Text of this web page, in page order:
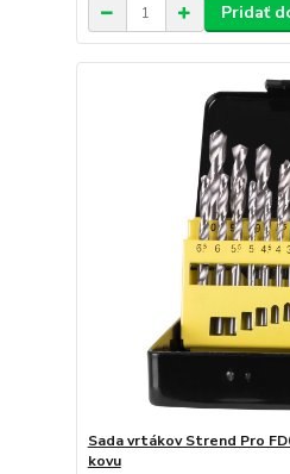
Pridať
Sada vrtákov Strend Pro
kovu